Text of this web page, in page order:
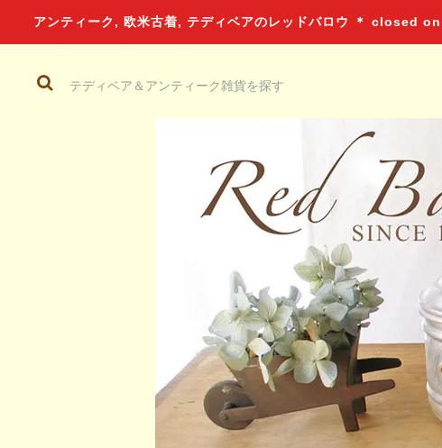
アンティーク, 欧米古着, テディベアのレッドバロウ ＊ closed